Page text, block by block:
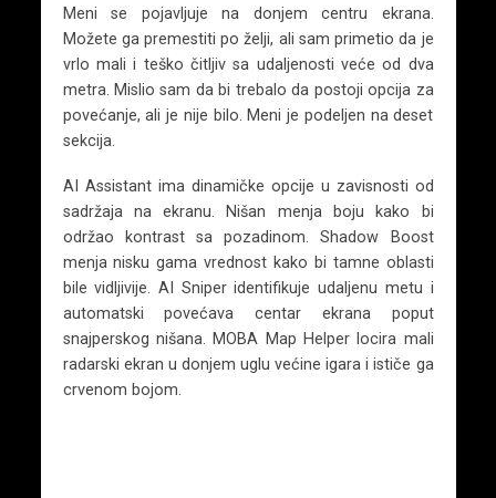
Meni se pojavljuje na donjem centru ekrana.
Možete ga premestiti po želji, ali sam primetio da je
vrlo mali i teško čitljiv sa udaljenosti veće od dva
metra. Mislio sam da bi trebalo da postoji opcija za
povećanje, ali je nije bilo. Meni je podeljen na deset
sekcija.
AI Assistant ima dinamičke opcije u zavisnosti od
sadržaja na ekranu. Nišan menja boju kako bi
održao kontrast sa pozadinom. Shadow Boost
menja nisku gama vrednost kako bi tamne oblasti
bile vidljivije. AI Sniper identifikuje udaljenu metu i
automatski povećava centar ekrana poput
snajperskog nišana. MOBA Map Helper locira mali
radarski ekran u donjem uglu većine igara i ističe ga
crvenom bojom.